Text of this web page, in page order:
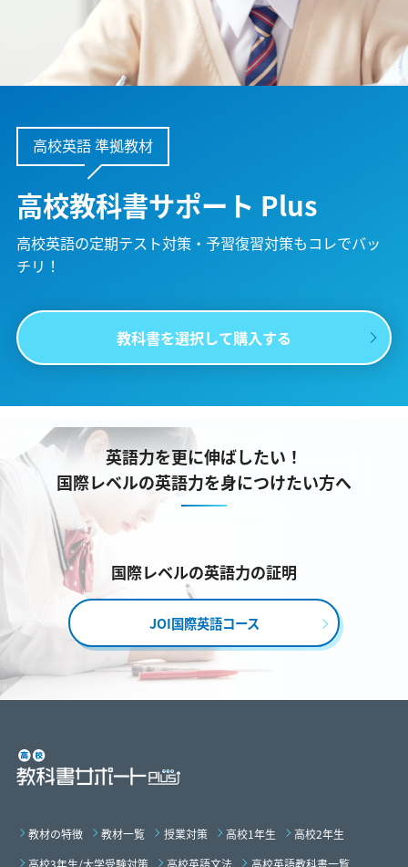
高校英語 準拠教材
高校教科書サポート Plus
高校英語の定期テスト対策・予習復習対策もコレでバッ
チリ！
教科書を選択して購入する
英語力を更に伸ばしたい！
国際レベルの英語力を身につけたい方へ
国際レベルの英語力の証明
JOI国際英語コース
教材の特徴 教材一覧 授業対策 高校1年生
高校2年生
高校3年生/大学受験対策
高校英語文法 高校英語教科書一覧